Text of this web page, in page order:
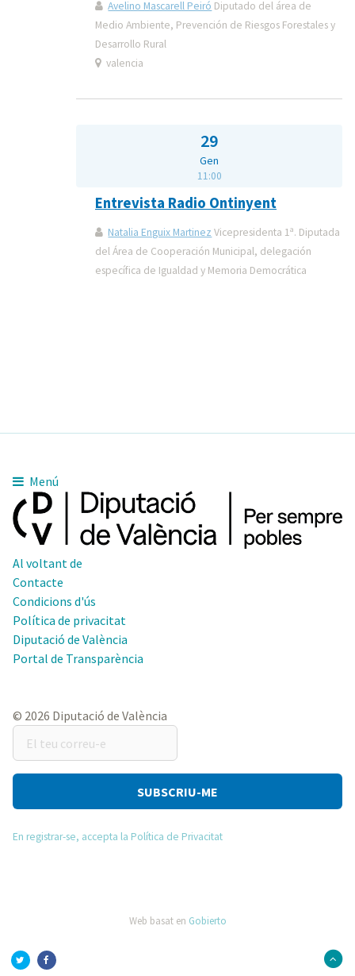
Avelino Mascarell Peiró Diputado del área de
Medio Ambiente, Prevención de Riesgos Forestales y
Desarrollo Rural
valencia
29
Gen
11:00
Entrevista Radio Ontinyent
Natalia Enguix Martinez Vicepresidenta 1ª. Diputada
del Área de Cooperación Municipal, delegación
específica de Igualdad y Memoria Democrática
Menú
Al voltant de
Contacte
Condicions d'ús
Política de privacitat
Diputació de València
Portal de Transparència
© 2026 Diputació de València
teu
correu-
En registrar-se, accepta la Política de Privacitat
Web basat en Gobierto